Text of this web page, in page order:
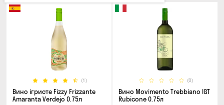
(1)
Вино ігристе Fizzy Frizzante
Amaranta Verdejo 0.75л
(0)
Вино Movimento Trebbiano IGT
Rubicone 0.75л